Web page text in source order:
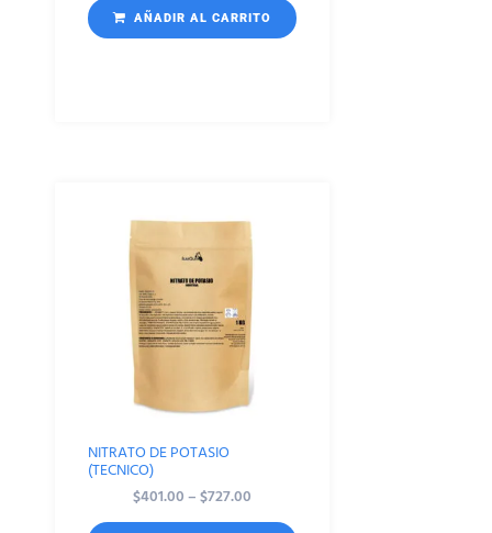
AÑADIR AL CARRITO
NITRATO DE POTASIO
(TECNICO)
$401.00–$727.00